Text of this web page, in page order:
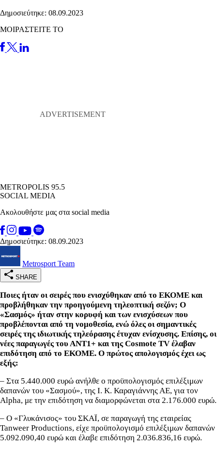
Δημοσιεύτηκε: 08.09.2023
ΜΟΙΡΑΣΤΕΙΤΕ ΤΟ
METROPOLIS 95.5
SOCIAL MEDIA
Ακολουθήστε μας στα social media
Δημοσιεύτηκε: 08.09.2023
Metrosport Team
SHARE
Ποιες ήταν οι σειρές που ενισχύθηκαν από το ΕΚΟΜΕ και
προβλήθηκαν την προηγούμενη τηλεοπτική σεζόν; Ο
«Σασμός» ήταν στην κορυφή και των ενισχύσεων που
προβλέπονται από τη νομοθεσία, ενώ όλες οι σημαντικές
σειρές της ιδιωτικής τηλεόρασης έτυχαν ενίσχυσης. Επίσης, οι
νέες παραγωγές του ΑΝΤ1+ και της Cosmote TV έλαβαν
επιδότηση από το ΕΚΟΜΕ. Ο πρώτος απολογισμός έχει ως
εξής:
– Στα 5.440.000 ευρώ ανήλθε ο προϋπολογισμός επιλέξιμων
δαπανών του «Σασμού», της Ι. Κ. Καραγιάννης ΑΕ, για τον
Alpha, με την επιδότηση να διαμορφώνεται στα 2.176.000 ευρώ.
– Ο «Γλυκάνισος» του ΣΚΑΪ, σε παραγωγή της εταιρείας
Tanweer Productions, είχε προϋπολογισμό επιλέξιμων δαπανών
5.092.090,40 ευρώ και έλαβε επιδότηση 2.036.836,16 ευρώ.